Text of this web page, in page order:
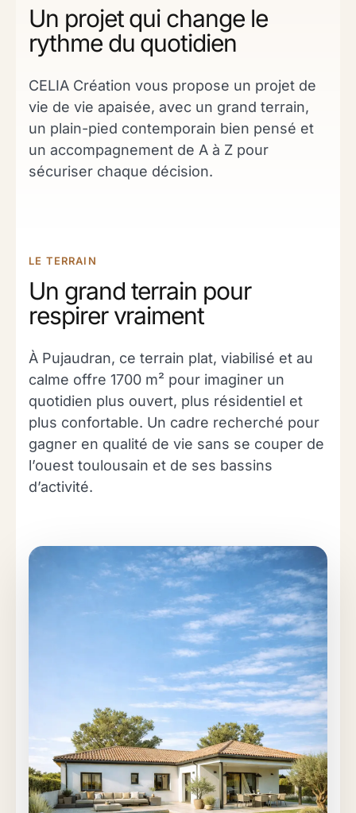
Un projet qui change le
rythme du quotidien
CELIA Création vous propose un projet de
vie de vie apaisée, avec un grand terrain,
un plain-pied contemporain bien pensé et
un accompagnement de A à Z pour
sécuriser chaque décision.
LE TERRAIN
Un grand terrain pour
respirer vraiment
À Pujaudran, ce terrain plat, viabilisé et au
calme offre 1700 m² pour imaginer un
quotidien plus ouvert, plus résidentiel et
plus confortable. Un cadre recherché pour
gagner en qualité de vie sans se couper de
l’ouest toulousain et de ses bassins
d’activité.